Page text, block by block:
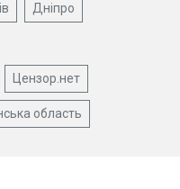
Дніпро
Цензор.нет
область